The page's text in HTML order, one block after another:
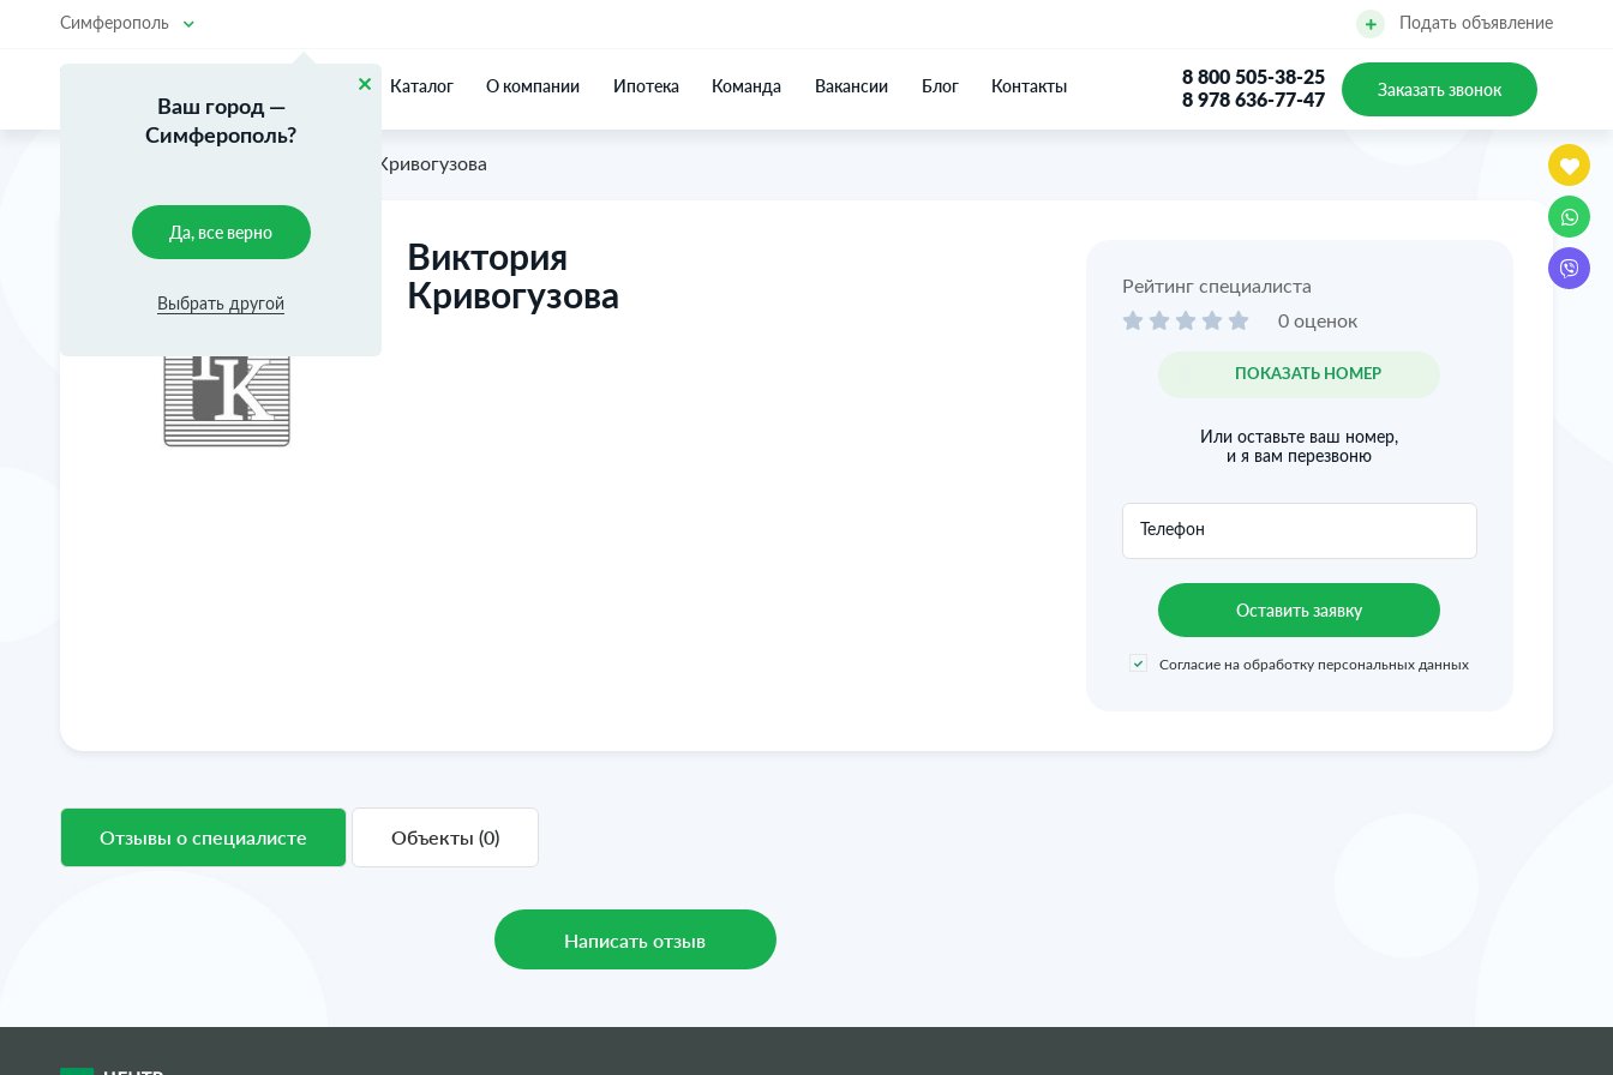
Симферополь
Ваш город —
Симферополь?
Да, все верно
Выбрать другой
Подать объявление
Каталог О компании Ипотека Команда Вакансии Блог Контакты
8 800 505-38-25
8 978 636-77-47
Заказать звонок
Виктория Кривогузова
Виктория
Кривогузова
Рейтинг специалиста
0 оценок
ПОКАЗАТЬ НОМЕР
Или оставьте ваш номер,
и я вам перезвоню
Телефон
Согласие на обработку персональных данных
Отзывы о специалисте Объекты (0)
Написать отзыв